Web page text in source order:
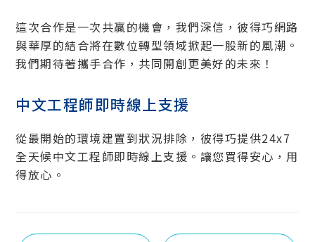
這次合作是一次共贏的機會，我們深信，彼得巧網路
與華厚的結合將在數位轉型領域掀起一股新的風潮。
我們期待著攜手合作，共同開創更美好的未來！
中文工程師即時線上支援
從最開始的環境建置到狀況排除，彼得巧提供24x7
全天候中文工程師即時線上支援。讓您買得安心，用
得放心。